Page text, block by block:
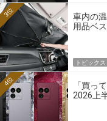
車内の
用品ベ
3位
トピックス
「買っ
2026上
4位